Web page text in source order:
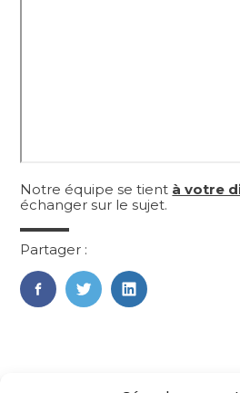
Notre équipe se tient à votre
échanger sur le sujet.
Partager :
FaceBook
TwitterLinkedIn